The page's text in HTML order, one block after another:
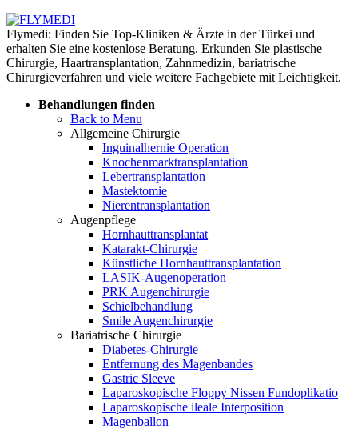
Flymedi: Finden Sie Top-Kliniken & Ärzte in der Türkei und
erhalten Sie eine kostenlose Beratung. Erkunden Sie plastische
Chirurgie, Haartransplantation, Zahnmedizin, bariatrische
Chirurgieverfahren und viele weitere Fachgebiete mit Leichtigkeit.
Behandlungen finden
Back to Menu
Allgemeine Chirurgie
Inguinalhernie Operation
Knochenmarktransplantation
Lebertransplantation
Mastektomie
Nierentransplantation
Augenpflege
Hornhauttransplantat
Katarakt-Chirurgie
Künstliche Hornhauttransplantation
LASIK-Augenoperation
PRK Augenchirurgie
Schielbehandlung
Smile Augenchirurgie
Bariatrische Chirurgie
Diabetes-Chirurgie
Entfernung des Magenbandes
Gastric Sleeve
Laparoskopische Floppy Nissen Fundoplikatio
Laparoskopische ileale Interposition
Magenballon